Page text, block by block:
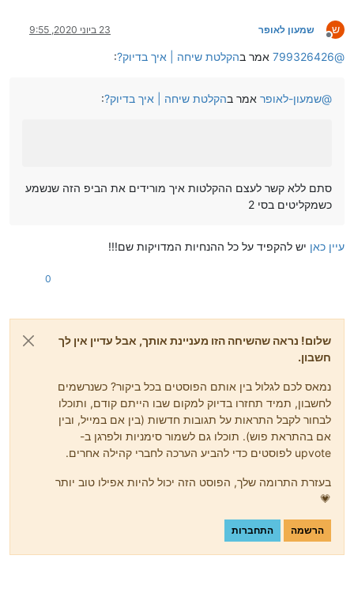
ש
מנותק
שמעון לאופר 23 ביוני 2020, 9:55
@
799326426 אמר בהקלטת שיחה | איך בדיוק?:
@שמעון-לאופר אמר בהקלטת שיחה | איך בדיוק?:
סתם ללא קשר לעצם ההקלטות איך מורידים את הביפ הזה שנשמע
כשמקליטים בסי 2
עיין כאן יש להקפיד על כל ההנחיות המדויקות שם!!!
0
שלום! נראה שהשיחה הזו מעניינת אותך, אבל עדיין אין לך
חשבון.
נמאס לכם לגלול בין אותם הפוסטים בכל ביקור? כשנרשמים
לחשבון, תמיד תחזרו בדיוק למקום שבו הייתם קודם, ותוכלו
לבחור לקבל התראות על תגובות חדשות (בין אם במייל, ובין
אם בהתראת פוש). תוכלו גם לשמור סימניות ולפרגן ב-
upvote לפוסטים כדי להביע הערכה לחברי קהילה אחרים.
בעזרת התרומה שלך, הפוסט הזה יכול להיות אפילו טוב יותר
💗
הרשמה התחברות